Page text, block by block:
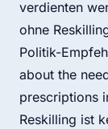
verdienten
ohne
Politik-
about the
prescriptions
Reskilling ist